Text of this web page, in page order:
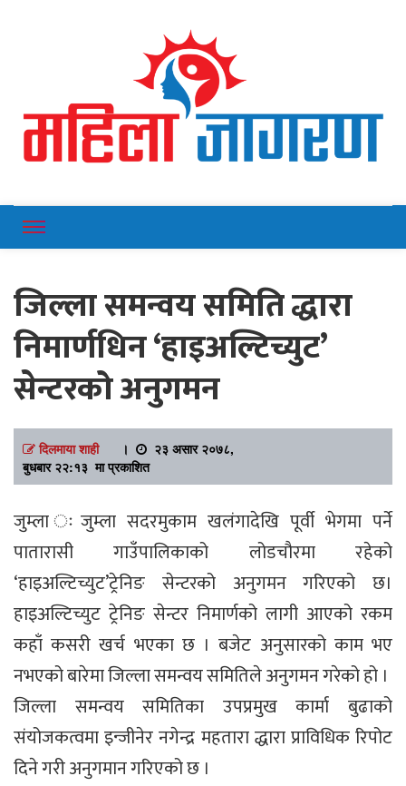
Mahilajagaran
जिल्ला समन्वय समिति द्धारा
निमार्णधिन ‘हाइअल्टिच्युट’
सेन्टरको अनुगमन
दिलमाया शाही ।
२३ असार २०७८,
बुधबार २२:१३ मा प्रकाशित
जुम्ला ःजुम्ला सदरमुकाम खलंगादेखि पूर्वी भेगमा पर्ने
पातारासी गाउँपालिकाको लोडचौरमा रहेको
‘हाइअल्टिच्युट’ट्रेनिङ सेन्टरको अनुगमन गरिएको छ।
हाइअल्टिच्युट ट्रेनिङ सेन्टर निमार्णको लागी आएको रकम
कहाँ कसरी खर्च भएका छ । बजेट अनुसारको काम भए
नभएको बारेमा जिल्ला समन्वय समितिले अनुगमन गरेको हो ।
जिल्ला समन्वय समितिका उपप्रमुख कार्मा बुढाको
संयोजकत्वमा इन्जीनेर नगेन्द्र महतारा द्धारा प्राविधिक रिपोट
दिने गरी अनुगमान गरिएको छ ।